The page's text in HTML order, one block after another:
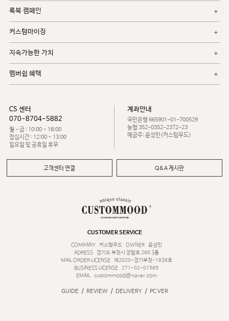
룩북 캠페인
커스텀마이징
지속가능한 가치
멤버쉽 혜택
CS 센터
070-8704-5882
월 - 금 : 10:00 ~ 18:00
점심시간 : 12:00 ~ 13:00
일요일 및 공휴일 휴무
계좌안내
국민은행 665901-01-700529
농협 352-0352-2372-23
예금주: 윤성민(커스텀무드)
고객센터 연결 Q&A 게시판
CUSTOMER SERVICE
COMPANY
커스텀무드 OWNER
윤성민
ADRESS
경기도 부천시 장말로 260 3층
MAIL ORDER LICENSE
제2020-경기부천-1936호
BUSINESS LICENSE 271-02-01565
EMAIL
custommood@naver.com
GUIDE / REVIEW / DELIVERY / PC VER